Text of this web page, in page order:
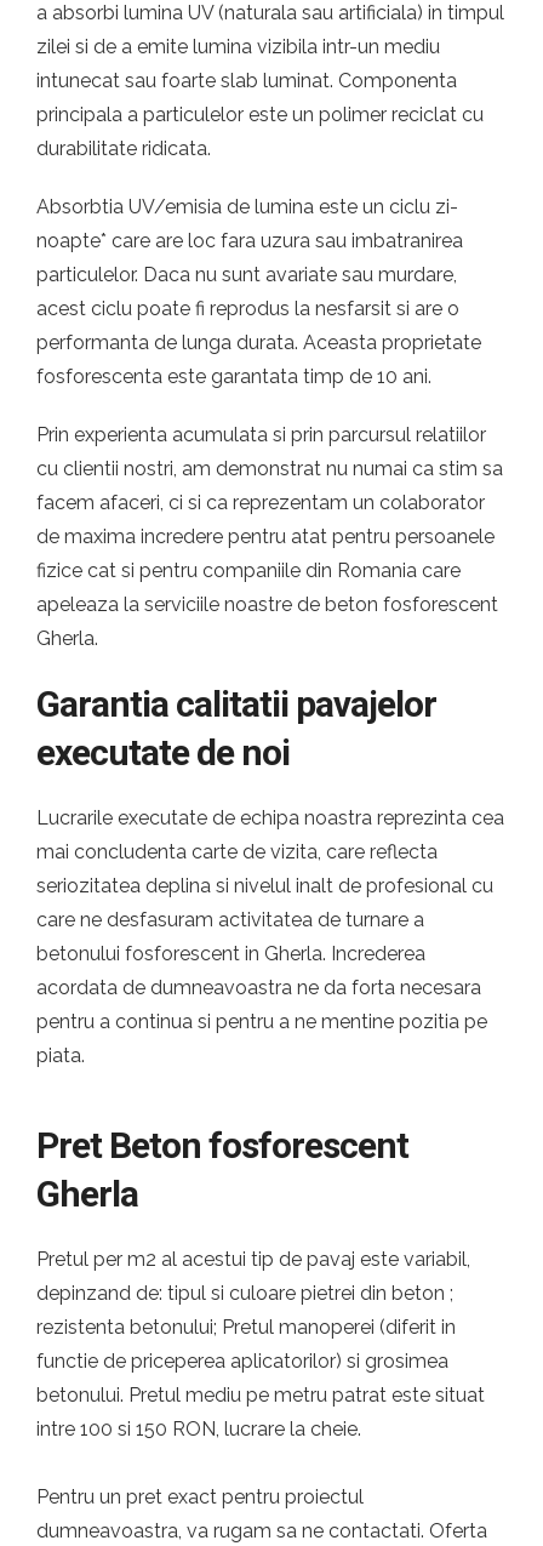
a absorbi lumina UV (naturala sau artificiala) in timpul
zilei si de a emite lumina vizibila intr-un mediu
intunecat sau foarte slab luminat. Componenta
principala a particulelor este un polimer reciclat cu
durabilitate ridicata.
Absorbtia UV/emisia de lumina este un ciclu zi-
noapte* care are loc fara uzura sau imbatranirea
particulelor. Daca nu sunt avariate sau murdare,
acest ciclu poate fi reprodus la nesfarsit si are o
performanta de lunga durata. Aceasta proprietate
fosforescenta este garantata timp de 10 ani.
Prin experienta acumulata si prin parcursul relatiilor
cu clientii nostri, am demonstrat nu numai ca stim sa
facem afaceri, ci si ca reprezentam un colaborator
de maxima incredere pentru atat pentru persoanele
fizice cat si pentru companiile din Romania care
apeleaza la serviciile noastre de beton fosforescent
Gherla.
Garantia calitatii pavajelor
executate de noi
Lucrarile executate de echipa noastra reprezinta cea
mai concludenta carte de vizita, care reflecta
seriozitatea deplina si nivelul inalt de profesional cu
care ne desfasuram activitatea de turnare a
betonului fosforescent in Gherla. Increderea
acordata de dumneavoastra ne da forta necesara
pentru a continua si pentru a ne mentine pozitia pe
piata.
Pret Beton fosforescent
Gherla
Pretul per m2 al acestui tip de pavaj este variabil,
depinzand de: tipul si culoare pietrei din beton ;
rezistenta betonului; Pretul manoperei (diferit in
functie de priceperea aplicatorilor) si grosimea
betonului. Pretul mediu pe metru patrat este situat
intre 100 si 150 RON, lucrare la cheie.
Pentru un pret exact pentru proiectul
dumneavoastra, va rugam sa ne contactati. Oferta